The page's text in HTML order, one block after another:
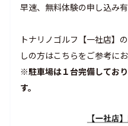
早速、無料体験の申し込み
トナリノゴルフ【一社店】
しの方はこちらをご参考にお
※駐車場は１台完備してお
す。